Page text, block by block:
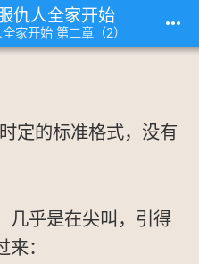
仇人全家开始
家开始 第二章（2） more_horiz
定的标准格式，没有
几乎是在尖叫，引得
：